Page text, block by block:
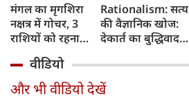
मंगल का मृगशिरा
नक्षत्र में गोचर, 3
राशियों को रहना
सावधान
Rationalism: सत्य
की वैज्ञानिक खोज:
देकार्त का बुद्धिवाद
का जन्म
वीडियो
और भी वीडियो देखें